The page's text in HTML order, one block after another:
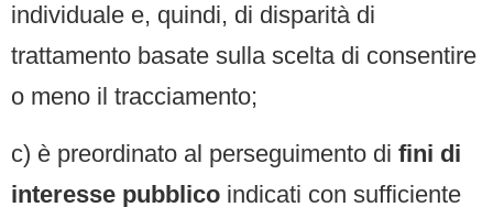
individuale e, quindi, di disparità di
trattamento basate sulla scelta di consentire
o meno il tracciamento;
c) è preordinato al perseguimento di fini di
interesse pubblico indicati con sufficiente